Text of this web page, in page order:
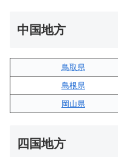
中国地方
鳥取県
島根県
岡山県
四国地方